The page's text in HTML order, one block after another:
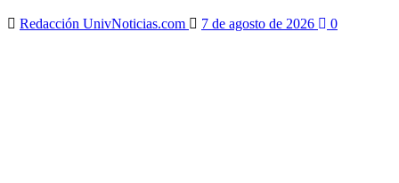
Redacción UnivNoticias.com 7 de agosto de 2026 0